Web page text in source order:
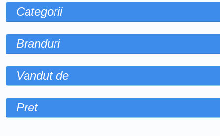
Categorii
Branduri
Vandut de
Pret